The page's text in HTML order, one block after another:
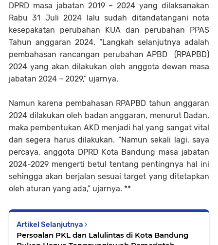
DPRD masa jabatan 2019 – 2024 yang dilaksanakan
Rabu 31 Juli 2024 lalu sudah ditandatangani nota
kesepakatan perubahan KUA dan perubahan PPAS
Tahun anggaran 2024. “Langkah selanjutnya adalah
pembahasan rancangan perubahan APBD (RPAPBD)
2024 yang akan dilakukan oleh anggota dewan masa
jabatan 2024 – 2029,” ujarnya.
Namun karena pembahasan RPAPBD tahun anggaran
2024 dilakukan oleh badan anggaran, menurut Dadan,
maka pembentukan AKD menjadi hal yang sangat vital
dan segera harus dilakukan. “Namun sekali lagi, saya
percaya, anggota DPRD Kota Bandung masa jabatan
2024-2029 mengerti betul tentang pentingnya hal ini
sehingga akan berjalan sesuai target yang ditetapkan
oleh aturan yang ada,” ujarnya. **
Artikel Selanjutnya
Persoalan PKL dan Lalulintas di Kota Bandung